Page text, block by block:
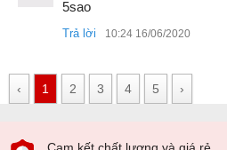
5sao
Trả lời 10:24 16/06/2020
‹ 1 2 3 4 5 ›
Cam kết chất lượng và giá rẻ